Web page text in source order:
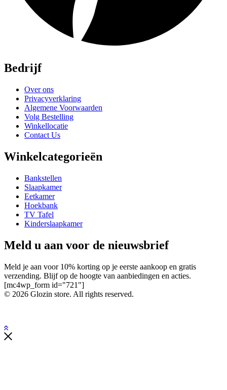
Bedrijf
Over ons
Privacyverklaring
Algemene Voorwaarden
Volg Bestelling
Winkellocatie
Contact Us
Winkelcategorieën
Bankstellen
Slaapkamer
Eetkamer
Hoekbank
TV Tafel
Kinderslaapkamer
Meld u aan voor de nieuwsbrief
Meld je aan voor 10% korting op je eerste aankoop en gratis
verzending. Blijf op de hoogte van aanbiedingen en acties.
[mc4wp_form id="721"]
© 2026 Glozin store. All rights reserved.